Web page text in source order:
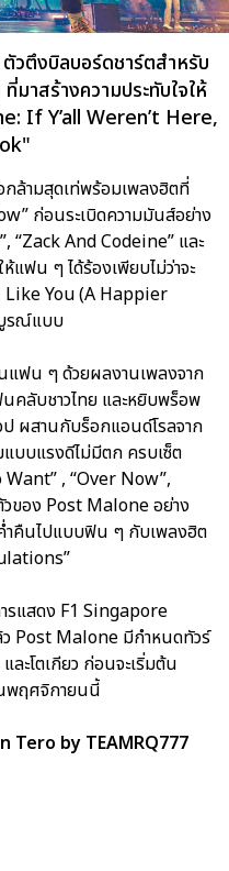
วตึงบิลบอร์ดชาร์ตสำหรับ
าสร้างความประทับใจให้
If Y’all Weren’t Here,
ล้ามสุดเท่พร้อมเพลงฮิตที่
ก่อนระเบิดความมันส์อย่าง
“Zack And Codeine” และ
แฟน ๆ ได้ร้องเพียบไม่ว่าจะ
Like You (A Happier
รณ์แบบ
แฟน ๆ ด้วยผลงานเพลงจาก
คลับชาวไทย และหยิบพร็อพ
ผสานกับร็อกแอนด์โรลจาก
บบแรงดีไม่มีตก ครบเซ็ต
Want” , “Over Now”,
วของ Post Malone อย่าง
คืนไปแบบฟิน ๆ กับเพลงฮิต
รแสดง F1 Singapore
Post Malone มีกำหนดทัวร์
ละโตเกียว ก่อนจะเริ่มต้น
พฤศจิกายนนี้
by TEAMRQ777